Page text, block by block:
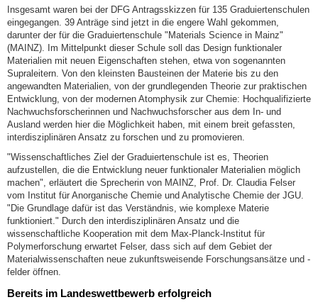
Insgesamt waren bei der DFG Antragsskizzen für 135 Graduiertenschulen
eingegangen. 39 Anträge sind jetzt in die engere Wahl gekommen,
darunter der für die Graduiertenschule "Materials Science in Mainz"
(MAINZ). Im Mittelpunkt dieser Schule soll das Design funktionaler
Materialien mit neuen Eigenschaften stehen, etwa von sogenannten
Supraleitern. Von den kleinsten Bausteinen der Materie bis zu den
angewandten Materialien, von der grundlegenden Theorie zur praktischen
Entwicklung, von der modernen Atomphysik zur Chemie: Hochqualifizierte
Nachwuchsforscherinnen und Nachwuchsforscher aus dem In- und
Ausland werden hier die Möglichkeit haben, mit einem breit gefassten,
interdisziplinären Ansatz zu forschen und zu promovieren.
"Wissenschaftliches Ziel der Graduiertenschule ist es, Theorien
aufzustellen, die die Entwicklung neuer funktionaler Materialien möglich
machen", erläutert die Sprecherin von MAINZ, Prof. Dr. Claudia Felser
vom Institut für Anorganische Chemie und Analytische Chemie der JGU.
"Die Grundlage dafür ist das Verständnis, wie komplexe Materie
funktioniert." Durch den interdisziplinären Ansatz und die
wissenschaftliche Kooperation mit dem Max-Planck-Institut für
Polymerforschung erwartet Felser, dass sich auf dem Gebiet der
Materialwissenschaften neue zukunftsweisende Forschungsansätze und -
felder öffnen.
Bereits im Landeswettbewerb erfolgreich